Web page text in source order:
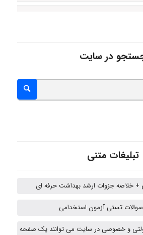
Niloofar
USER124
در سایت
تبلیغات متنی
تستی آزمون استخدامی
و خصوصی در سایت می توانند یک صفحه